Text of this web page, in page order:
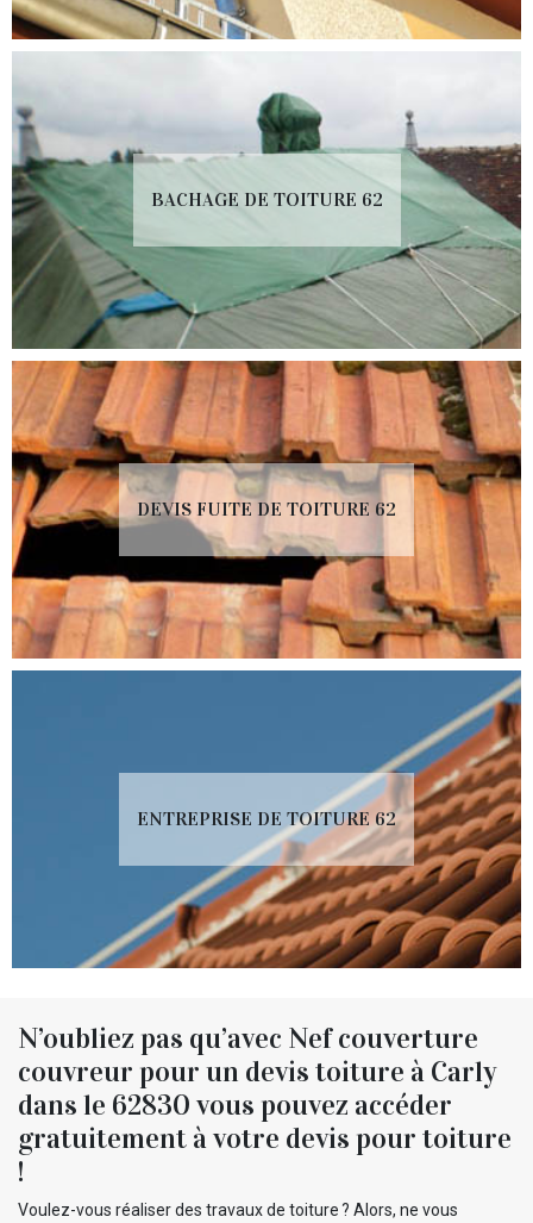
BACHAGE DE TOITURE 62
DEVIS FUITE DE TOITURE 62
ENTREPRISE DE TOITURE 62
N’oubliez pas qu’avec Nef couverture
couvreur pour un devis toiture à Carly
dans le 62830 vous pouvez accéder
gratuitement à votre devis pour toiture
!
Voulez-vous réaliser des travaux de toiture ? Alors, ne vous